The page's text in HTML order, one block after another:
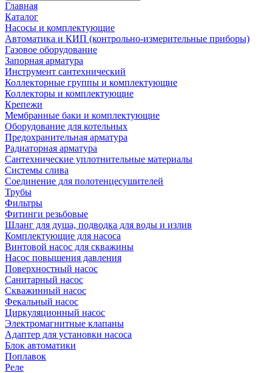
Главная
Каталог
Насосы и комплектующие
Автоматика и КИП (контрольно-измерительные приборы)
Газовое оборудование
Запорная арматура
Инструмент сантехнический
Коллекторные группы и комплектующие
Коллекторы и комплектующие
Крепежи
Мембранные баки и комплектующие
Оборудование для котельных
Предохранительная арматура
Радиаторная арматура
Сантехнические уплотнительные материалы
Системы слива
Соединение для полотенцесушителей
Трубы
Фильтры
Фитинги резьбовые
Шланг для душа, подводка для воды и излив
Комплектующие для насоса
Винтовой насос для скважины
Насос повышения давления
Поверхностный насос
Санитарный насос
Скважинный насос
Фекальный насос
Циркуляционный насос
Электромагнитные клапаны
Адаптер для установки насоса
Блок автоматики
Поплавок
Реле